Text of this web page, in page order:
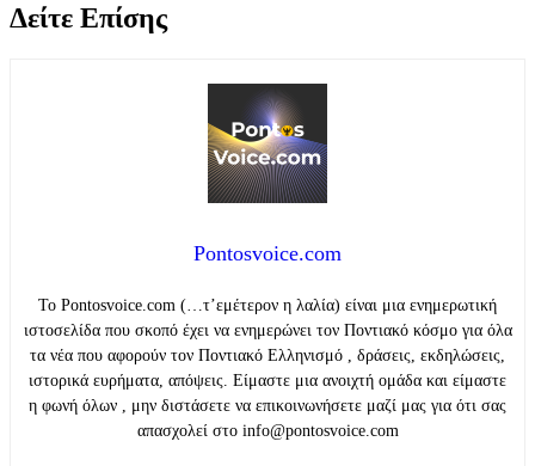
Δείτε Επίσης
Pontosvoice.com
Το Pontosvoice.com (…τ’εμέτερον η λαλία) είναι μια ενημερωτική
ιστοσελίδα που σκοπό έχει να ενημερώνει τον Ποντιακό κόσμο για όλα
τα νέα που αφορούν τον Ποντιακό Ελληνισμό , δράσεις, εκδηλώσεις,
ιστορικά ευρήματα, απόψεις. Είμαστε μια ανοιχτή ομάδα και είμαστε
η φωνή όλων , μην διστάσετε να επικοινωνήσετε μαζί μας για ότι σας
απασχολεί στο info@pontosvoice.com